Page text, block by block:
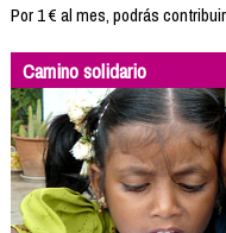
Por 1 € al mes, podrás
Camino solidario